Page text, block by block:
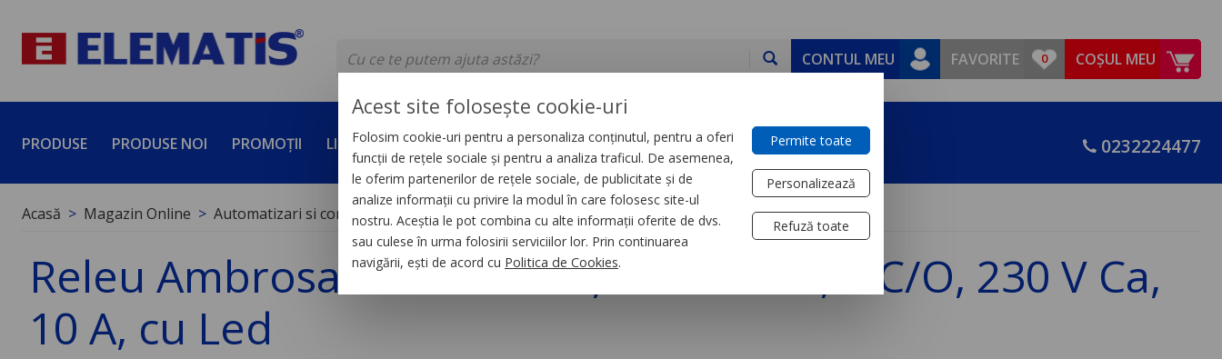
CONTUL MEU FAVORITE COȘUL MEU
PRODUSE PRODUSE NOI PROMOȚII LICHIDĂRI DE STOC SERVICII DEVINO PARTENER CONTACT 0232224477
Acasă Magazin Online Automatizari si control industrial Relee
Releu Ambrosabil Universal, Zelio Rum, 3 C/O, 230 V Ca,
10 A, cu Led
Acest site folosește cookie-uri
Folosim cookie-uri pentru a personaliza conținutul, pentru a oferi
funcții de rețele sociale și pentru a analiza traficul. De asemenea,
le oferim partenerilor de rețele sociale, de publicitate și de
analize informații cu privire la modul în care folosesc site-ul
nostru. Aceștia le pot combina cu alte informații oferite de dvs.
sau culese în urma folosirii serviciilor lor. Prin continuarea
navigării, ești de acord cu Politica de Cookies.
Permite toate
Personalizează
Refuză toate